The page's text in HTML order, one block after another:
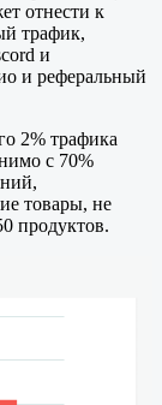
отнести к
трафик,
и
и реферальный
2% трафика
с 70%
товары, не
продуктов.